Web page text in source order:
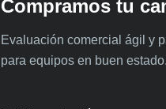
Compramos tu
Evaluación comercial ágil y
para equipos en buen estado.